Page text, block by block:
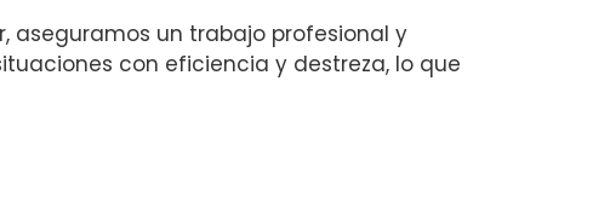
aseguramos un trabajo profesional y
con eficiencia y destreza, lo que